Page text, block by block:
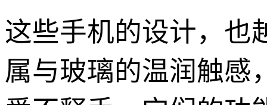
这些手机的设计，也
属与玻璃的温润触感